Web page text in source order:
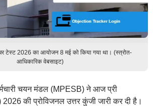
टेस्ट 2026 का आयोजन 8 मई को किया गया था। (स्त्रोत-
आधिकारिक वेबसाइट)
चयन मंडल (MPESB) ने आज प्री
की प्रोविजनल उत्तर कुंजी जारी कर दी है।